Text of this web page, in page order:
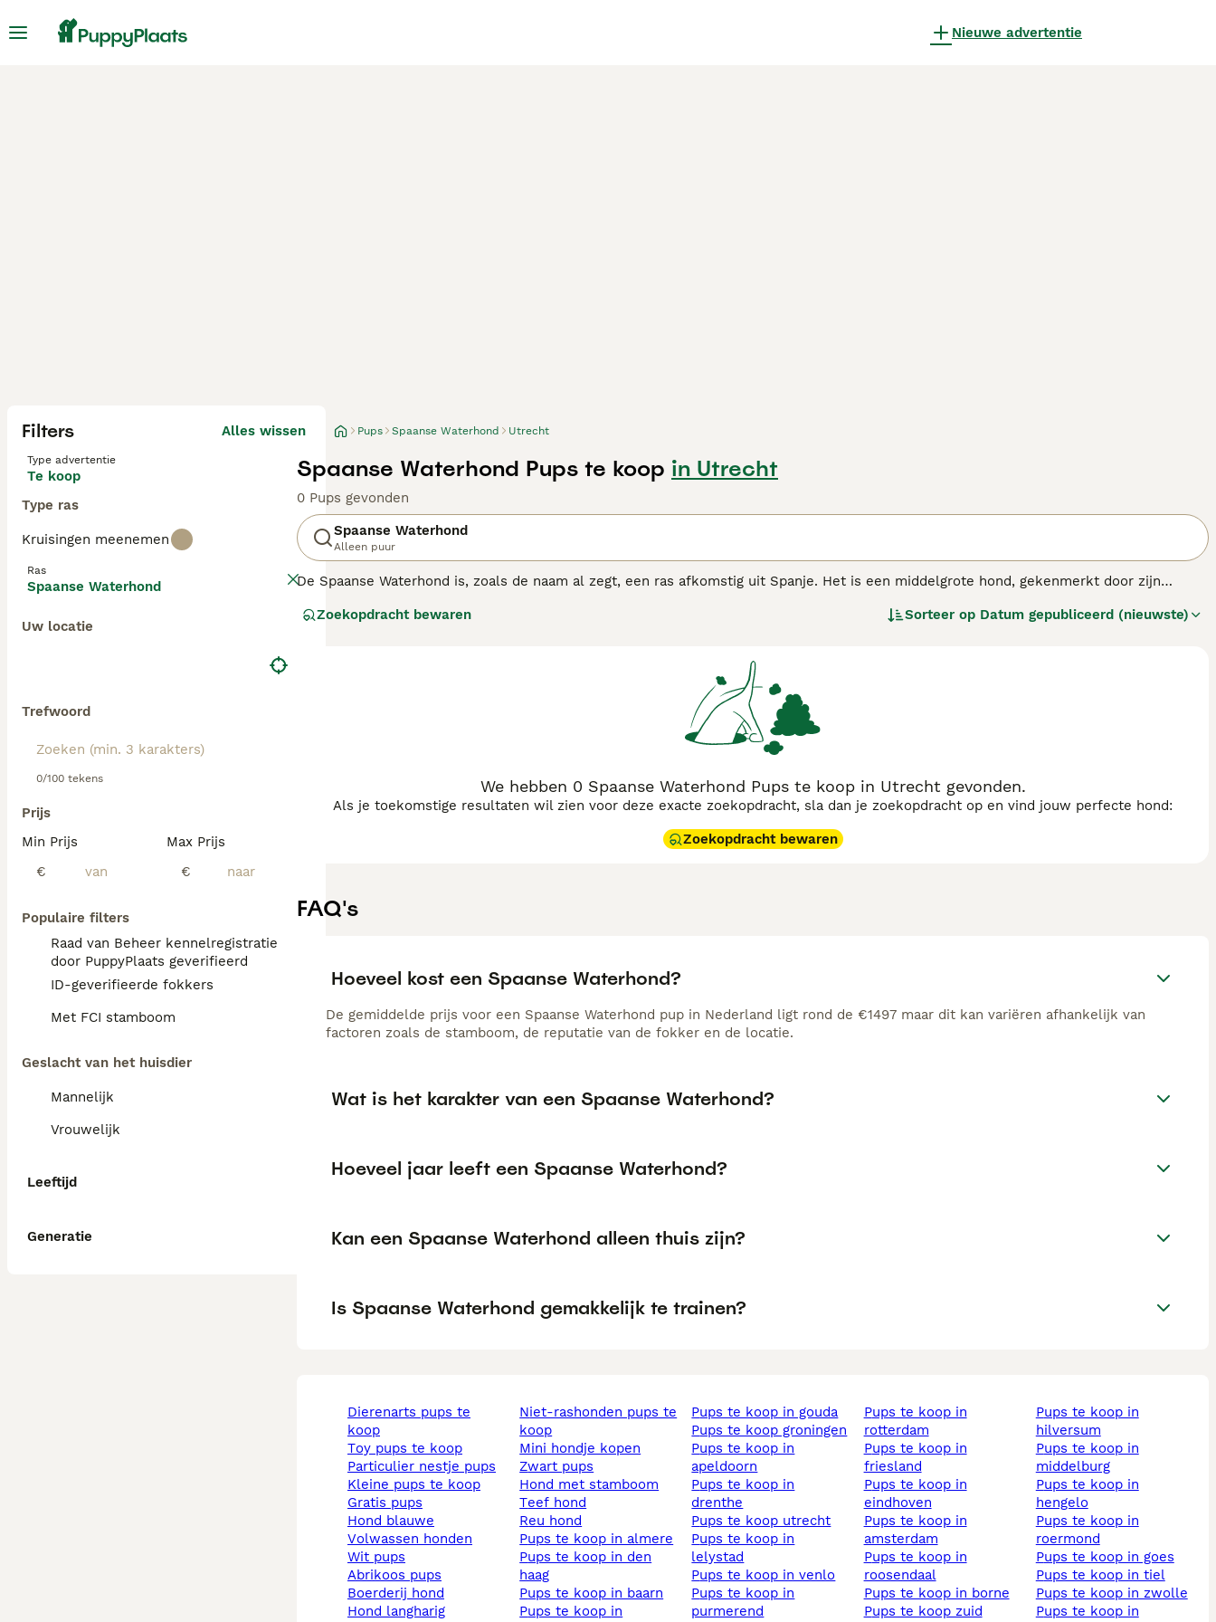
Nieuwe advertentie
Filters Alles wissen
Type advertentie
Te koop
Type ras
Kruisingen meenemen
Ras
Spaanse Waterhond
Uw locatie
Trefwoord
0/100 tekens
Prijs
Min Prijs
€
Max Prijs
€
Populaire filters
Raad van Beheer kennelregistratie
door PuppyPlaats geverifieerd
ID-geverifieerde fokkers
Met FCI stamboom
Geslacht van het huisdier
Mannelijk
Vrouwelijk
Leeftijd
Generatie
Pups Spaanse Waterhond Utrecht
Spaanse Waterhond Pups te koop in Utrecht
0 Pups gevonden
Spaanse Waterhond
Alleen puur
De Spaanse Waterhond is, zoals de naam al zegt, een ras afkomstig uit Spanje. Het is een middelgrote hond, gekenmerkt door zijn
één van de redenen dat ze altijd zo hoog aangeschreven staan wat betreft hun atletische capaciteiten. De Spaanse Waterhond voelt zich
voor informatie over dit hondenras.
Zoekopdracht bewaren Sorteer op Datum gepubliceerd (nieuwste)
We hebben 0 Spaanse Waterhond Pups te koop in Utrecht gevonden.
Als je toekomstige resultaten wil zien voor deze exacte zoekopdracht, sla dan je zoekopdracht op en vind jouw perfecte hond:
Zoekopdracht bewaren
FAQ's
Hoeveel kost een Spaanse Waterhond?
De gemiddelde prijs voor een Spaanse Waterhond pup in Nederland ligt rond de €1497 maar dit kan variëren afhankelijk van
factoren zoals de stamboom, de reputatie van de fokker en de locatie.
Wat is het karakter van een Spaanse Waterhond?
Hoeveel jaar leeft een Spaanse Waterhond?
Kan een Spaanse Waterhond alleen thuis zijn?
Is Spaanse Waterhond gemakkelijk te trainen?
dierenarts pups te
koop
toy pups te koop
particulier nestje pups
kleine pups te koop
gratis pups
hond blauwe
volwassen honden
wit pups
abrikoos pups
boerderij hond
hond langharig
niet-rashonden pups te
koop
mini hondje kopen
zwart pups
hond met stamboom
teef hond
reu hond
pups te koop in almere
pups te koop in den
haag
pups te koop in baarn
pups te koop in
pups te koop in gouda
pups te koop groningen
pups te koop in
apeldoorn
pups te koop in
drenthe
pups te koop utrecht
pups te koop in
lelystad
pups te koop in venlo
pups te koop in
purmerend
pups te koop in
rotterdam
pups te koop in
friesland
pups te koop in
eindhoven
pups te koop in
amsterdam
pups te koop in
roosendaal
pups te koop in borne
pups te koop zuid
pups te koop in
hilversum
pups te koop in
middelburg
pups te koop in
hengelo
pups te koop in
roermond
pups te koop in goes
pups te koop in tiel
pups te koop in zwolle
pups te koop in